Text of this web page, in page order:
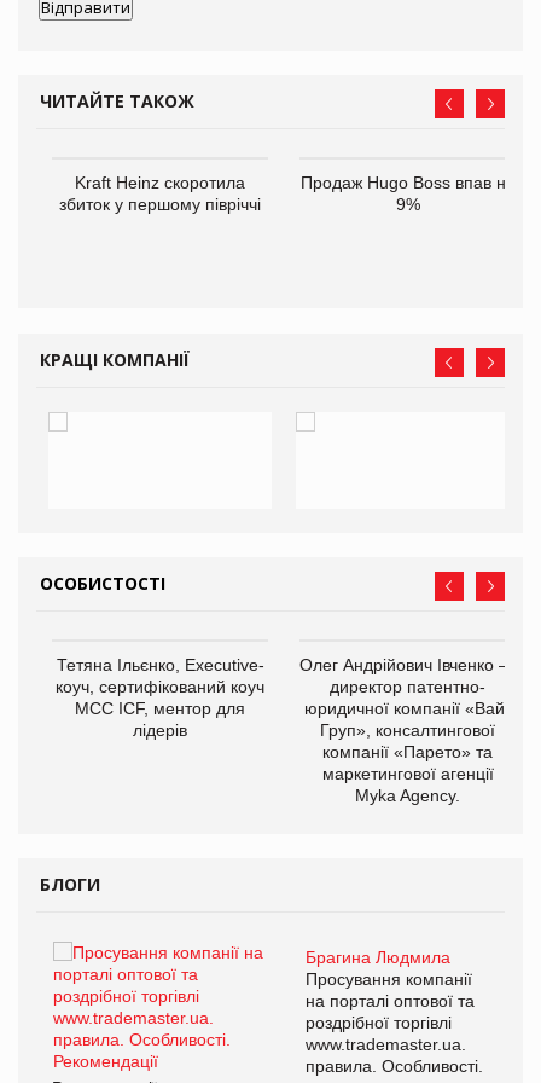
ЧИТАЙТЕ ТАКОЖ
Kraft Heinz скоротила
збиток у першому півріччі
Продаж Hugo Boss впав на
9%
КРАЩІ КОМПАНІЇ
ОСОБИСТОСТІ
Тетяна Ільєнко, Executive-
коуч, сертифікований коуч
МСС ICF, ментор для
лідерів
Олег Андрійович Івченко —
директор патентно-
юридичної компанії «Вайз
Груп», консалтингової
компанії «Парето» та
маркетингової агенції
Myka Agency.
БЛОГИ
Брагина Людмила
Просування компанії
на порталі оптової та
роздрібної торгівлі
www.trademaster.ua.
правила. Особливості.